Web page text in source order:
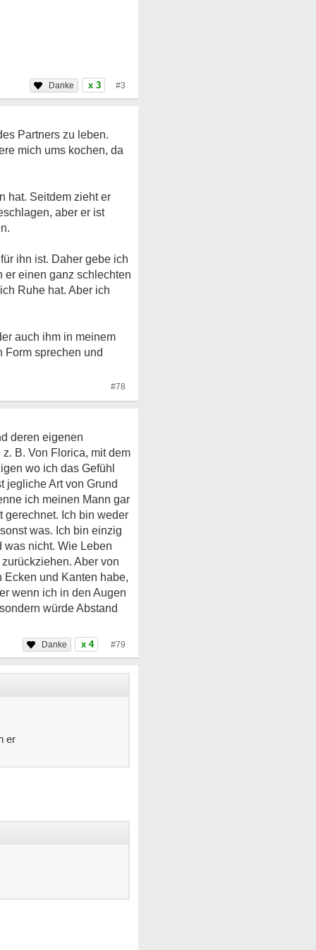
x 3 #3
Partners zu leben.
mich ums kochen, da
hat. Seitdem zieht er
aber er ist
ihn ist. Daher gebe ich
er einen ganz schlechten
Ruhe hat. Aber ich
auch ihm in meinem
Form sprechen und
#78
deren eigenen
B. Von Florica, mit dem
wo ich das Gefühl
jegliche Art von Grund
ich meinen Mann gar
gerechnet. Ich bin weder
was. Ich bin einzig
was nicht. Wie Leben
Aber von
und Kanten habe,
wenn ich in den Augen
würde Abstand
x 4 #79
er